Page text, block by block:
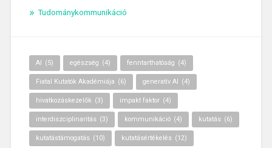
Tudománykommunikáció
AI (5) egészség (4) fenntarthatóság (4)
Fiatal Kutatók Akadémiája (6) generatív AI (4)
hivatkozáskezelők (3) impakt faktor (4)
interdiszciplinaritás (3) kommunikáció (4) kutatás (6)
kutatástámogatás (10) kutatásértékelés (12)